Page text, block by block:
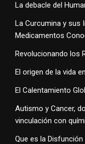
La debacle del
La Curcumina y sus
Medicamentos
Revolucionando los
El origen de la vida
El Calentamiento
Autismo y Cancer,
vinculación con
Que es la